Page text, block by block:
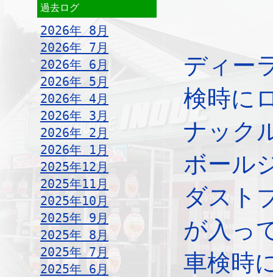
過去ログ
2026年 8月
2026年 7月
2026年 6月
2026年 5月
2026年 4月
2026年 3月
2026年 2月
2026年 1月
2025年12月
2025年11月
2025年10月
2025年 9月
2025年 8月
2025年 7月
2025年 6月
ディー
検時に
ナック
ボール
ダスト
が入っ
車検時